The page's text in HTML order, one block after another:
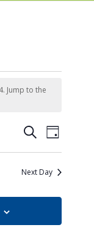
Jump to the
Events
Search
and
SearchEvent
Views
Day
Next Day